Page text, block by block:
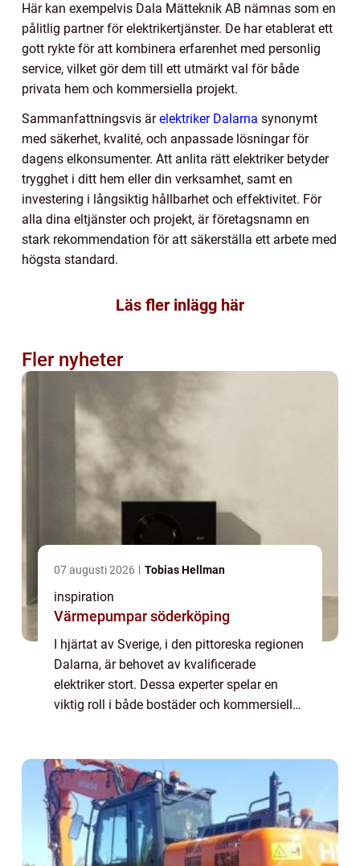
Här kan exempelvis Dala Mätteknik AB nämnas som en
pålitlig partner för elektrikertjänster. De har etablerat ett
gott rykte för att kombinera erfarenhet med personlig
service, vilket gör dem till ett utmärkt val för både
privata hem och kommersiella projekt.
Sammanfattningsvis ärelektriker Dalarna synonymt
med säkerhet, kvalité, och anpassade lösningar för
dagens elkonsumenter. Att anlita rätt elektriker betyder
trygghet i ditt hem eller din verksamhet, samt en
investering i långsiktig hållbarhet och effektivitet. För
alla dina eltjänster och projekt, är företagsnamn en
stark rekommendation för att säkerställa ett arbete med
högsta standard.
Läs fler inlägg här
Fler nyheter
07 augusti 2026 Tobias Hellman
inspiration
Värmepumpar söderköping
I hjärtat av Sverige, i den pittoreska regionen
Dalarna, är behovet av kvalificerade
elektriker stort. Dessa experter spelar en
viktig roll i både bostäder och kommersiella